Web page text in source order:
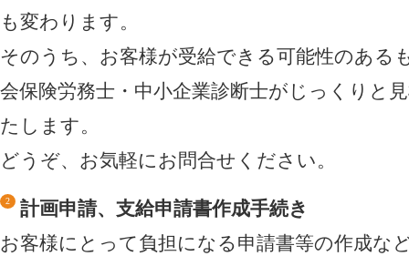
も変わります。
そのうち、お客様が受給できる可能性のある
会保険労務士・中小企業診断士がじっくりと
たします。
どうぞ、お気軽にお問合せください。
計画申請、支給申請書作成手続き
お客様にとって負担になる申請書等の作成な